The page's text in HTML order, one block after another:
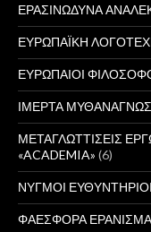
ΕΡΑΣΙΝΩΔΥΝΑ
ΕΥΡΩΠΑΪΚΗ
ΕΥΡΩΠΑΙΟΙ
ΙΜΕΡΤΑ
ΜΕΤΑΓΛΩΤΤΙΣΕΙΣ
«ACADEMIA» (6)
ΝΥΓΜΟΙ ΕΥΘΥΝΤΗΡΙΟΙ
ΦΑΕΣΦΟΡΑ